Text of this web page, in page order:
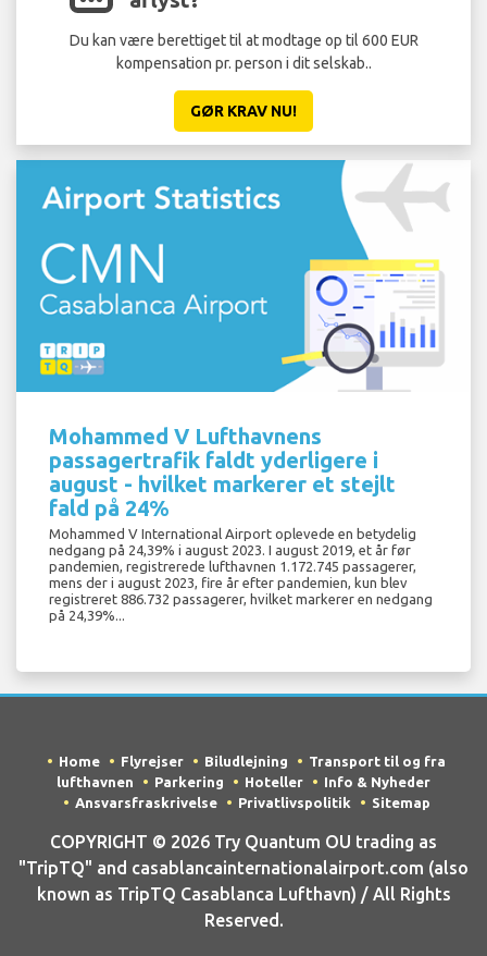
Du kan være berettiget til at modtage op til 600 EUR
kompensation pr. person i dit selskab..
GØR KRAV NU!
Mohammed V Lufthavnens
passagertrafik faldt yderligere i
august - hvilket markerer et stejlt
fald på 24%
Mohammed V International Airport oplevede en betydelig
nedgang på 24,39% i august 2023. I august 2019, et år før
pandemien, registrerede lufthavnen 1.172.745 passagerer,
mens der i august 2023, fire år efter pandemien, kun blev
registreret 886.732 passagerer, hvilket markerer en nedgang
på 24,39%...
Home Flyrejser Biludlejning
Transport til og fra
lufthavnen
Parkering Hoteller
Info & Nyheder
Ansvarsfraskrivelse
Privatlivspolitik Sitemap
COPYRIGHT © 2026 Try Quantum OU trading as
"TripTQ" and casablancainternationalairport.com (also
known as TripTQ Casablanca Lufthavn) / All Rights
Reserved.